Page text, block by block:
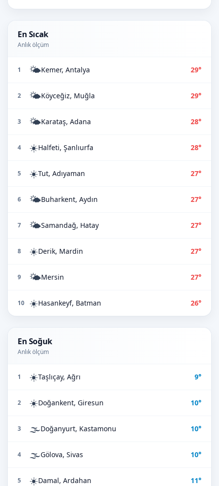
En Sıcak
Anlık ölçüm
1 🌤️Kemer, Antalya 29°
2 🌤️Köyceğiz, Muğla 29°
3 🌤️Karataş, Adana 28°
4 ☀️Halfeti, Şanlıurfa 28°
5 ☀️Tut, Adıyaman 27°
6 🌤️Buharkent, Aydın 27°
7 🌤️Samandağ, Hatay 27°
8 ☀️Derik, Mardin 27°
9 🌤️Mersin 27°
10 ☀️Hasankeyf, Batman 26°
En Soğuk
Anlık ölçüm
1 ☀️Taşlıçay, Ağrı 9°
2 ☀️Doğankent, Giresun 10°
3 🌫️Doğanyurt, Kastamonu 10°
4 🌫️Gölova, Sivas 10°
5 ☀️Damal, Ardahan 11°